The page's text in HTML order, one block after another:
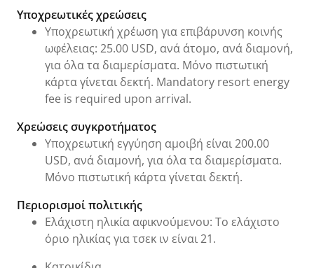
Χρεώσεις και επείγουσες πληροφορίες
Υποχρεωτικές χρεώσεις
Υποχρεωτική χρέωση για επιβάρυνση κοινής
ωφέλειας: 25.00 USD, ανά άτομο, ανά διαμονή,
για όλα τα διαμερίσματα. Μόνο πιστωτική
κάρτα γίνεται δεκτή. Mandatory resort energy
fee is required upon arrival.
Χρεώσεις συγκροτήματος
Υποχρεωτική εγγύηση αμοιβή είναι 200.00
USD, ανά διαμονή, για όλα τα διαμερίσματα.
Μόνο πιστωτική κάρτα γίνεται δεκτή.
Περιορισμοί πολιτικής
Ελάχιστη ηλικία αφικνούμενου: Το ελάχιστο
όριο ηλικίας για τσεκ ιν είναι 21.